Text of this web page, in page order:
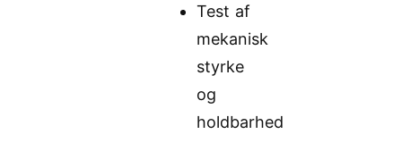
Test af
mekanisk
styrke
og
holdbarhed